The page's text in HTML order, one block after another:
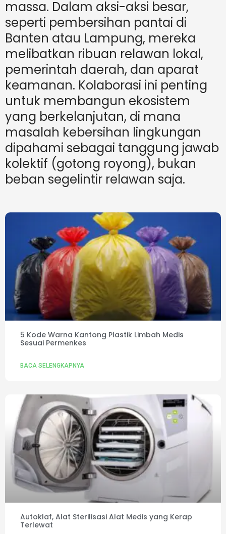
massa. Dalam aksi-aksi besar,
seperti pembersihan pantai di
Banten atau Lampung, mereka
melibatkan ribuan relawan lokal,
pemerintah daerah, dan aparat
keamanan. Kolaborasi ini penting
untuk membangun ekosistem
yang berkelanjutan, di mana
masalah kebersihan lingkungan
dipahami sebagai tanggung jawab
kolektif (gotong royong), bukan
beban segelintir relawan saja.
5 Kode Warna Kantong Plastik Limbah Medis
Sesuai Permenkes
BACA SELENGKAPNYA
Autoklaf, Alat Sterilisasi Alat Medis yang Kerap
Terlewat